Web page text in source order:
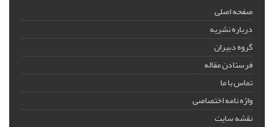
صفحه اصلی
درباره نشریه
گروه دبیران
فرستادن مقاله
تماس با ما
واژه نامه اختصاصی
نقشه سایت